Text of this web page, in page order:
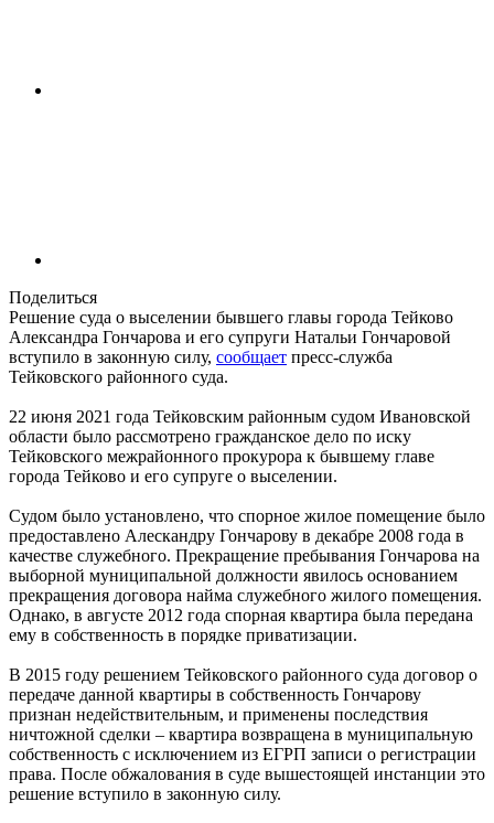
Поделиться
Решение суда о выселении бывшего главы города Тейково
Александра Гончарова и его супруги Натальи Гончаровой
вступило в законную силу, сообщает пресс-служба
Тейковского районного суда.
22 июня 2021 года Тейковским районным судом Ивановской
области было рассмотрено гражданское дело по иску
Тейковского межрайонного прокурора к бывшему главе
города Тейково и его супруге о выселении.
Судом было установлено, что спорное жилое помещение было
предоставлено Алескандру Гончарову в декабре 2008 года в
качестве служебного. Прекращение пребывания Гончарова на
выборной муниципальной должности явилось основанием
прекращения договора найма служебного жилого помещения.
Однако, в августе 2012 года спорная квартира была передана
ему в собственность в порядке приватизации.
В 2015 году решением Тейковского районного суда договор о
передаче данной квартиры в собственность Гончарову
признан недействительным, и применены последствия
ничтожной сделки – квартира возвращена в муниципальную
собственность с исключением из ЕГРП записи о регистрации
права. После обжалования в суде вышестоящей инстанции это
решение вступило в законную силу.